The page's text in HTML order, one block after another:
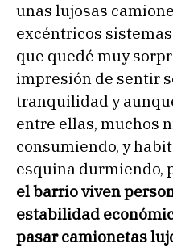
unas lujosas
excéntricos
que quedé muy
impresión de sentir
tranquilidad y
entre ellas, muchos
consumiendo, y
esquina durmiendo,
el barrio viven
estabilidad
pasar camionetas